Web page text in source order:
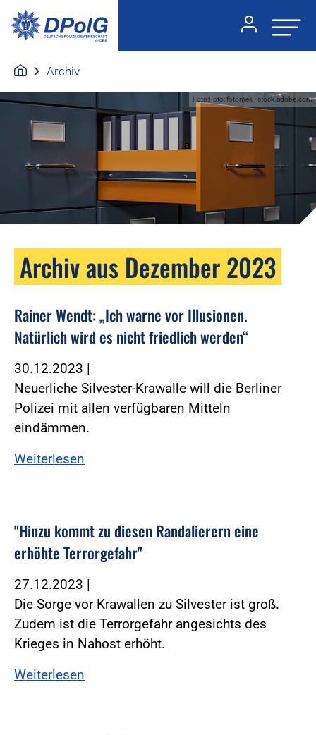
Archiv
Foto:Foto: fotomek - stock.adobe.com
Archiv aus Dezember 2023
Rainer Wendt: „Ich warne vor Illusionen.
Natürlich wird es nicht friedlich werden“
30.12.2023 |
Neuerliche Silvester-Krawalle will die Berliner
Polizei mit allen verfügbaren Mitteln
eindämmen.
Weiterlesen
"Hinzu kommt zu diesen Randalierern eine
erhöhte Terrorgefahr"
27.12.2023 |
Die Sorge vor Krawallen zu Silvester ist groß.
Zudem ist die Terrorgefahr angesichts des
Krieges in Nahost erhöht.
Weiterlesen